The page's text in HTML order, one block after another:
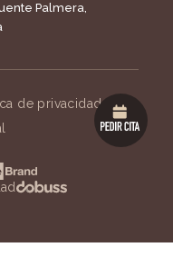
Palmera,
de privacidad